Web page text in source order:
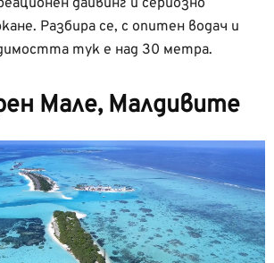
Разбира се, с опитен водач и
тук е над 30 метра.
Мале, Малдивите